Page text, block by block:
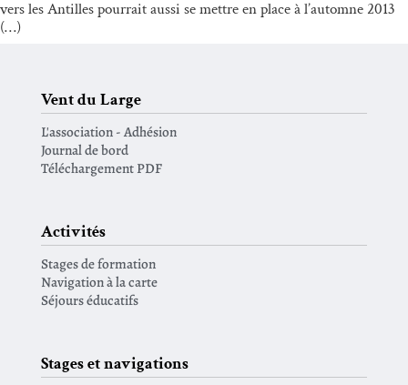
vers les Antilles pourrait aussi se mettre en place à l’automne 2013
(…)
Vent du Large
L'association - Adhésion
Journal de bord
Téléchargement PDF
Activités
Stages de formation
Navigation à la carte
Séjours éducatifs
Stages et navigations